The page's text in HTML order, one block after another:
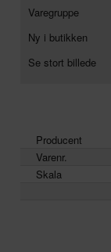
Varegruppe
Ny i butikken
Se stort billede
Producent
Varenr.
Skala